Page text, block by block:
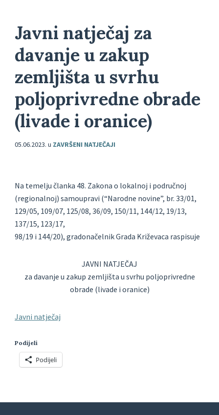
Javni natječaj za
davanje u zakup
zemljišta u svrhu
poljoprivredne obrade
(livade i oranice)
05.06.2023. u ZAVRŠENI NATJEČAJI
Na temelju članka 48. Zakona o lokalnoj i područnoj
(regionalnoj) samoupravi (“Narodne novine”, br. 33/01,
129/05, 109/07, 125/08, 36/09, 150/11, 144/12, 19/13,
137/15, 123/17,
98/19 i 144/20), gradonačelnik Grada Križevaca raspisuje
JAVNI NATJEČAJ
za davanje u zakup zemljišta u svrhu poljoprivredne
obrade (livade i oranice)
Javni natječaj
Podijeli
Podijeli